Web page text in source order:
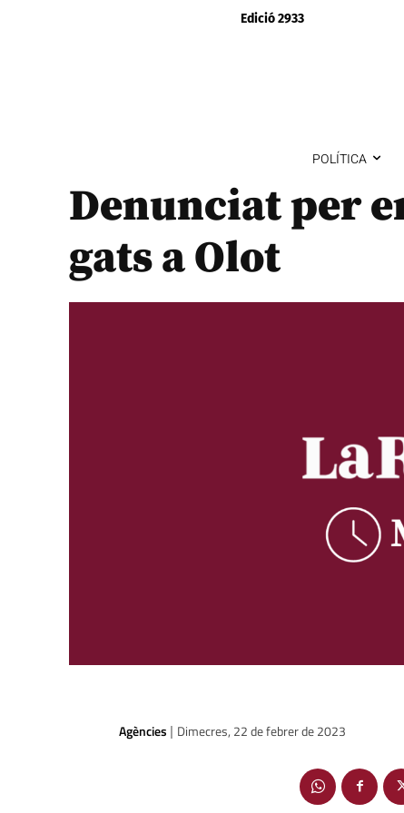
Edició 2933
POLÍTICA
Denunciat per
gats a Olot
Agències | Dimecres, 22 de febrer de 2023